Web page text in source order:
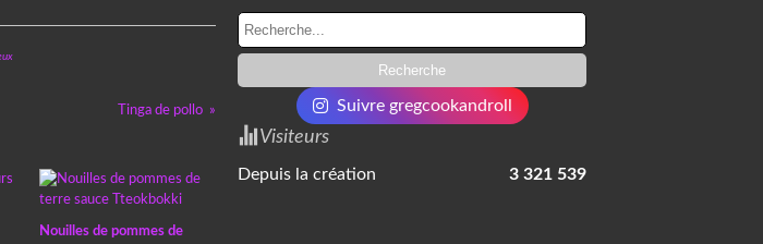
Tinga de pollo
Nouilles de pommes de
Suivre gregcookandroll
Visiteurs
Depuis la création 3 321 539